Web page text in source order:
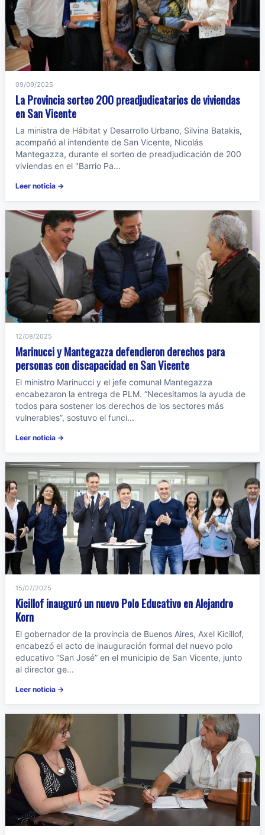
09/09/2025
La Provincia sorteo 200 preadjudicatarios de viviendas
en San Vicente
La ministra de Hábitat y Desarrollo Urbano, Silvina Batakis,
acompañó al intendente de San Vicente, Nicolás
Mantegazza, durante el sorteo de preadjudicación de 200
viviendas en el "Barrio Pa...
Leer noticia →
12/08/2025
Marinucci y Mantegazza defendieron derechos para
personas con discapacidad en San Vicente
El ministro Marinucci y el jefe comunal Mantegazza
encabezaron la entrega de PLM. “Necesitamos la ayuda de
todos para sostener los derechos de los sectores más
vulnerables”, sostuvo el funci...
Leer noticia →
15/07/2025
Kicillof inauguró un nuevo Polo Educativo en Alejandro
Korn
El gobernador de la provincia de Buenos Aires, Axel Kicillof,
encabezó el acto de inauguración formal del nuevo polo
educativo “San José” en el municipio de San Vicente, junto
al director ge...
Leer noticia →